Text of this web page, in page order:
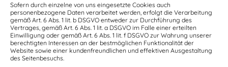
Sofern durch einzelne von uns eingesetzte Cookies auch
personenbezogene Daten verarbeitet werden, erfolgt die Verarbeitung
gemäß Art. 6 Abs. 1 lit. b DSGVO entweder zur Durchführung des
Vertrages, gemäß Art. 6 Abs. 1 lit. a DSGVO im Falle einer erteilten
Einwilligung oder gemäß Art. 6 Abs. 1 lit. f DSGVO zur Wahrung unserer
berechtigten Interessen an der bestmöglichen Funktionalität der
Website sowie einer kundenfreundlichen und effektiven Ausgestaltung
des Seitenbesuchs.